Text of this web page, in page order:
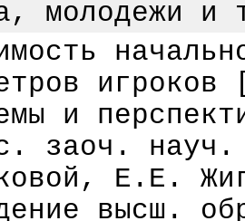
молодежи
и
заоч.
Е.Е.
высш.